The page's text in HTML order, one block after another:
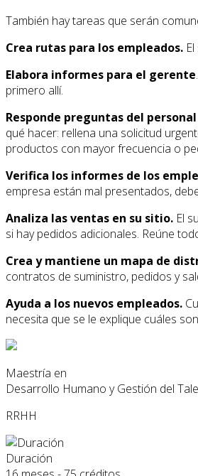
También hay tareas que serán
Crea rutas para los empleados.
Elabora informes para el gerente
primero allí.
Responde preguntas del
qué hacer: rellena una solicitud
productos con mayor frecuencia o
Verifica los informes de los
empresa están mal presentados,
Analiza las ventas en su sitio. El
si hay pedidos adicionales. Reúne
Crea y mantiene un mapa de
contratos de suministro, pedidos y
Ayuda a los nuevos empleados.
necesita que se le explique cuáles
Maestría en
Desarrollo Humano y Gestión del
RRHH
Duración